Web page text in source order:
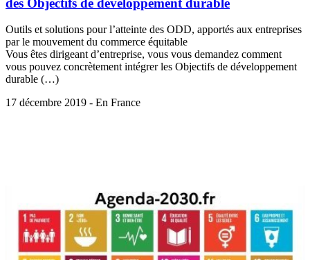
Outils et solutions pour l’atteinte des ODD, apportés aux entreprises
par le mouvement du commerce équitable
Vous êtes dirigeant d’entreprise, vous vous demandez comment
vous pouvez concrètement intégrer les Objectifs de développement
durable (…)
17 décembre 2019 - En France